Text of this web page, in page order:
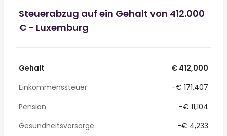
Steuerabzug auf ein Gehalt von 412.000
€ - Luxemburg
Gehalt
€ 412,000
Einkommenssteuer
-€ 171,407
Pension
-€ 11,104
Gesundheitsvorsorge
-€ 4,233